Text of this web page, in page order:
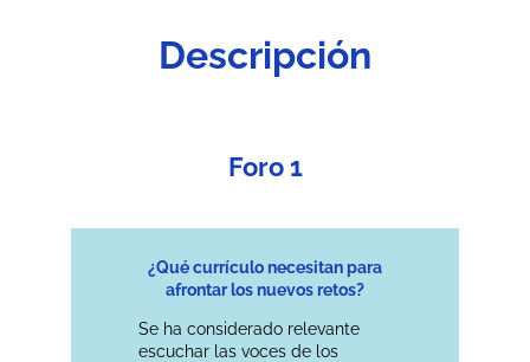
Descripción
Foro 1
¿Qué currículo necesitan para
afrontar los nuevos retos?
Se ha considerado relevante
escuchar las voces de los